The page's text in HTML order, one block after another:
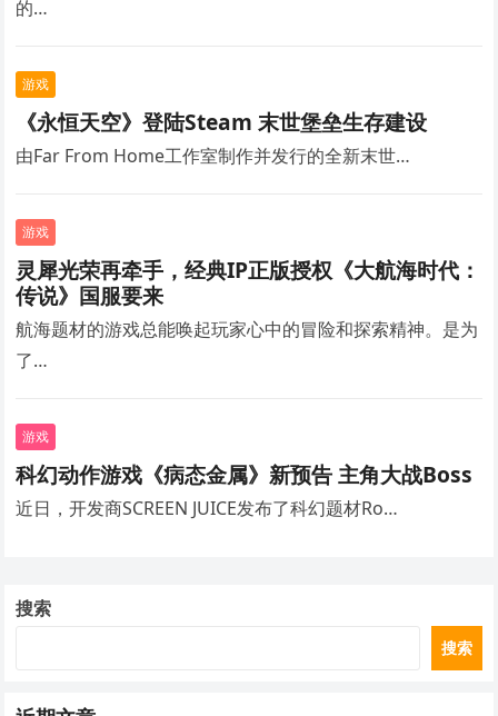
的…
游戏
《永恒天空》登陆Steam 末世堡垒生存建设
由Far From Home工作室制作并发行的全新末世…
游戏
灵犀光荣再牵手，经典IP正版授权《大航海时代：
传说》国服要来
航海题材的游戏总能唤起玩家心中的冒险和探索精神。是为
了…
游戏
科幻动作游戏《病态金属》新预告 主角大战Boss
近日，开发商SCREEN JUICE发布了科幻题材Ro…
搜索
搜索